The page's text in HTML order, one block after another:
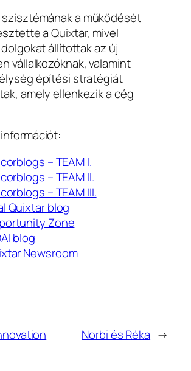
szisztémának a működését
a Quixtar, mivel
állítottak az új
vállalkozóknak, valamint
építési stratégiát
amely ellenkezik a cég
– TEAM I.
– TEAM II.
– TEAM III.
Quixtar blog
Zone
blog
Newsroom
Norbi és Réka →